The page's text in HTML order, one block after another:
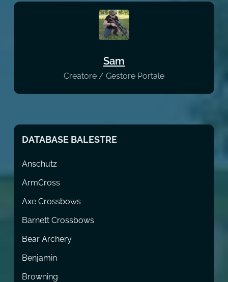
Sam
Creatore / Gestore Portale
DATABASE BALESTRE
Anschutz
ArmCross
Axe Crossbows
Barnett Crossbows
Bear Archery
Benjamin
Browning